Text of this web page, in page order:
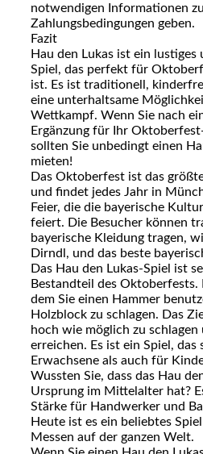
notwendigen Informationen
Zahlungsbedingungen geben.
Fazit
Hau den Lukas ist ein
Spiel, das perfekt für
ist. Es ist traditionell,
eine unterhaltsame
Wettkampf. Wenn Sie nach
Ergänzung für Ihr
sollten Sie unbedingt einen
mieten!
Das Oktoberfest ist das
und findet jedes Jahr in
Feier, die die bayerische
feiert. Die Besucher können
bayerische Kleidung tragen,
Dirndl, und das beste
Das Hau den Lukas-Spiel ist
Bestandteil des Oktoberfests.
dem Sie einen Hammer
Holzblock zu schlagen. Das
hoch wie möglich zu schlagen
erreichen. Es ist ein Spiel,
Erwachsene als auch für
Wussten Sie, dass das Hau
Ursprung im Mittelalter hat?
Stärke für Handwerker und
Heute ist es ein beliebtes
Messen auf der ganzen Welt.